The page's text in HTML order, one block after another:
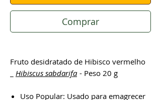
Comprar
Fruto desidratado de Hibisco vermelho
Hibiscus sabdarifa - Peso 20 g
Uso Popular: Usado para emagrecer